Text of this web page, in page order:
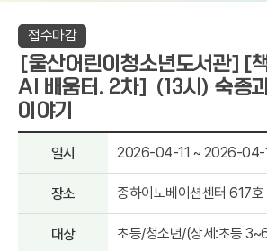
접수마감
[울산어린이청소년도서관][
AI 배움터. 2차] (13시) 숙종
이야기
일시 2026-04-11 ~ 2026-04-
장소 종하이노베이션센터 617호
대상 초등/청소년/(상세:초등